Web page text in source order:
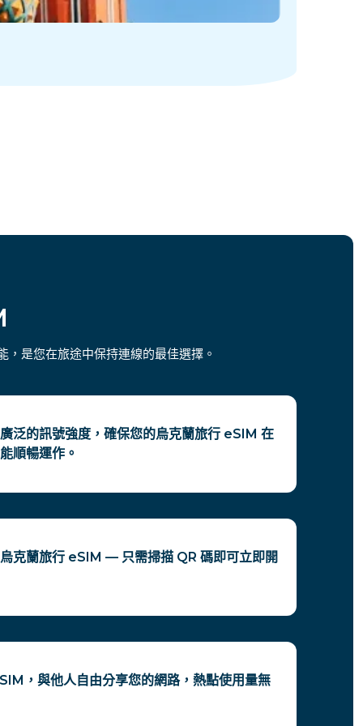
是您在旅途中保持連線的最佳選擇。
泛的訊號強度，確保您的烏克蘭旅行 eSIM 在
順暢運作。
克蘭旅行 eSIM — 只需掃描 QR 碼即可立即開
，與他人自由分享您的網路，熱點使用量無